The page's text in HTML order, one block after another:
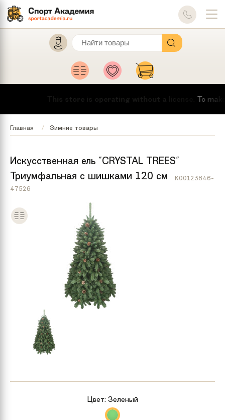
This store is operating without a license. To
Главная Зимние товары
Искусственная ель "CRYSTAL TREES"
Триумфальная с шишками 120 см
K00123846-
47526
Цвет: Зеленый